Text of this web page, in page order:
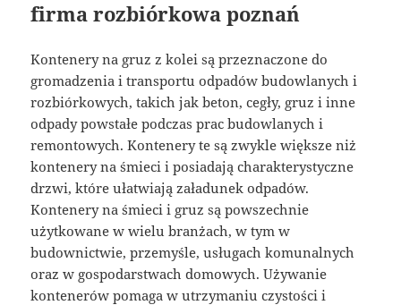
firma rozbiórkowa poznań
Kontenery na gruz z kolei są przeznaczone do
gromadzenia i transportu odpadów budowlanych i
rozbiórkowych, takich jak beton, cegły, gruz i inne
odpady powstałe podczas prac budowlanych i
remontowych. Kontenery te są zwykle większe niż
kontenery na śmieci i posiadają charakterystyczne
drzwi, które ułatwiają załadunek odpadów.
Kontenery na śmieci i gruz są powszechnie
użytkowane w wielu branżach, w tym w
budownictwie, przemyśle, usługach komunalnych
oraz w gospodarstwach domowych. Używanie
kontenerów pomaga w utrzymaniu czystości i